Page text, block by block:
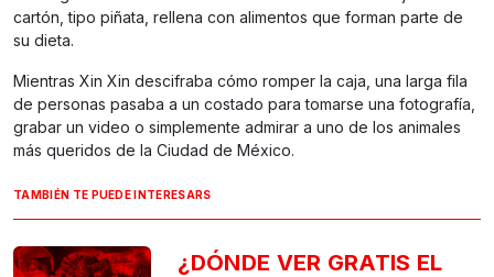
cartón, tipo piñata, rellena con alimentos que forman parte de
su dieta.
Mientras Xin Xin descifraba cómo romper la caja, una larga fila
de personas pasaba a un costado para tomarse una fotografía,
grabar un video o simplemente admirar a uno de los animales
más queridos de la Ciudad de México.
TAMBIÉN TE PUEDE INTERESARS
¿DÓNDE VER GRATIS EL